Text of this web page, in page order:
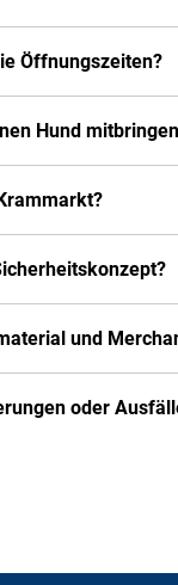
Öffnungszeiten?
Hund
und
oder